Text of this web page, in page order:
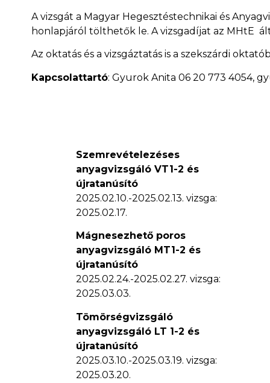
A vizsgát a Magyar Hegesztéstechnikai és
honlapjáról tölthetők le. A vizsgadíjat az MHtE
Az oktatás és a vizsgáztatás is a szekszárdi
Kapcsolattartó: Gyurok Anita 06 20 773 4054,
Szemrevételezéses
anyagvizsgáló VT1-2 és
újratanúsító
2025.02.10.-2025.02.13. vizsga:
2025.02.17.
Mágnesezhető poros
anyagvizsgáló MT1-2 és
újratanúsító
2025.02.24.-2025.02.27. vizsga:
2025.03.03.
Tömörségvizsgáló
anyagvizsgáló LT 1-2 és
újratanúsító
2025.03.10.-2025.03.19. vizsga:
2025.03.20.